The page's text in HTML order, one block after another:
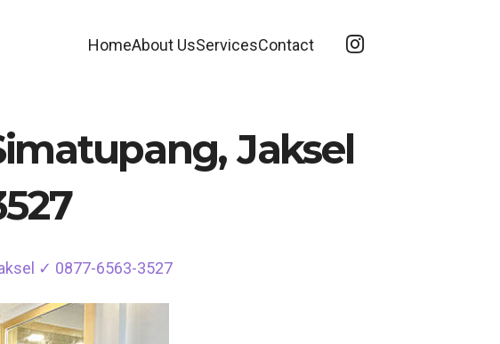
HomeAbout UsServicesContact
Jaksel
✓ 0877-6563-3527